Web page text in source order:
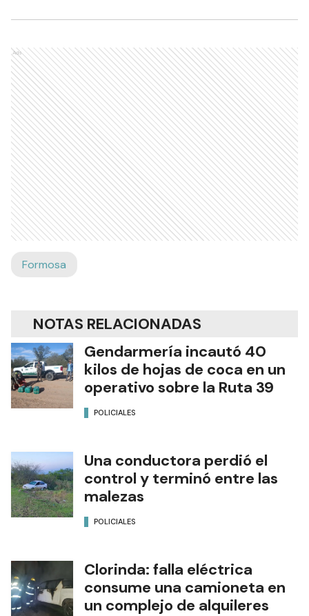
Ads
Formosa
NOTAS RELACIONADAS
Gendarmería incautó 40
kilos de hojas de coca en un
operativo sobre la Ruta 39
POLICIALES
Una conductora perdió el
control y terminó entre las
malezas
POLICIALES
Clorinda: falla eléctrica
consume una camioneta en
un complejo de alquileres